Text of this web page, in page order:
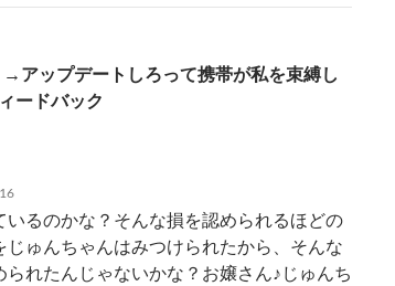
→アップデートしろって携帯が私を束縛し
ードバック
いるのかな？そんな損を認められるほどの
じゅんちゃんはみつけられたから、そんな
られたんじゃないかな？お嬢さん♪じゅんち